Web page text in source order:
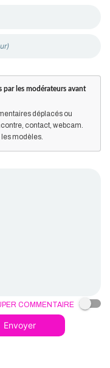
par les modérateurs avant
déplacés ou
contact, webcam.
modèles.
commentaire
Envoyer